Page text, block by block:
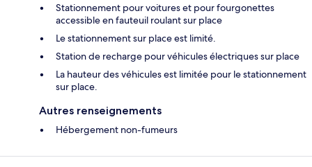
Stationnement pour voitures et pour fourgonettes
accessible en fauteuil roulant sur place
Le stationnement sur place est limité.
Station de recharge pour véhicules électriques sur place
La hauteur des véhicules est limitée pour le stationnement
sur place.
Autres renseignements
Hébergement non-fumeurs